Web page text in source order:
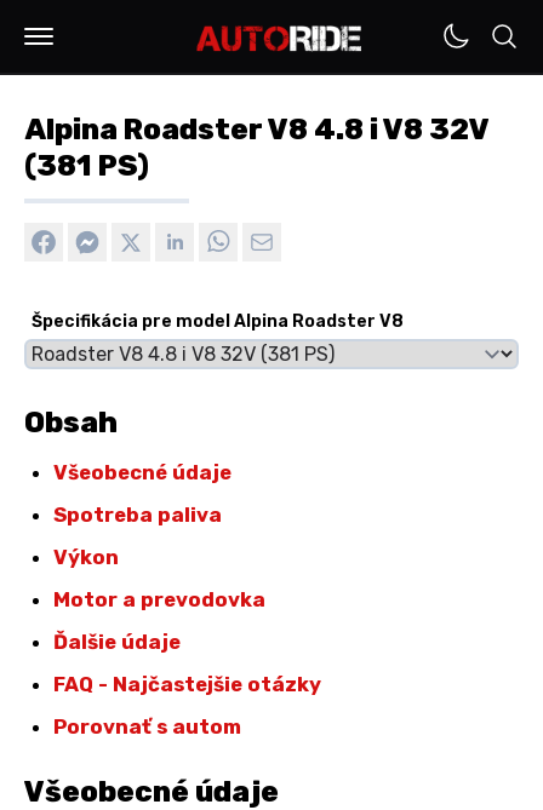
Alpina Roadster V8 4.8 i V8 32V
(381 PS)
Špecifikácia pre model Alpina Roadster V8
Obsah
Všeobecné údaje
Spotreba paliva
Výkon
Motor a prevodovka
Ďalšie údaje
FAQ - Najčastejšie otázky
Porovnať s autom
Všeobecné údaje